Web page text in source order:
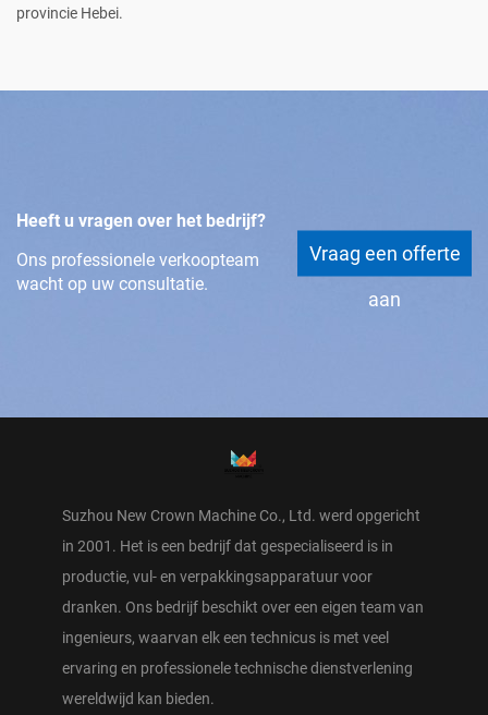
provincie Hebei.
Heeft u vragen over het bedrijf?
Ons professionele verkoopteam
wacht op uw consultatie.
Vraag een offerte
aan
Suzhou New Crown Machine Co., Ltd. werd opgericht
in 2001. Het is een bedrijf dat gespecialiseerd is in
productie, vul- en verpakkingsapparatuur voor
dranken. Ons bedrijf beschikt over een eigen team van
ingenieurs, waarvan elk een technicus is met veel
ervaring en professionele technische dienstverlening
wereldwijd kan bieden.